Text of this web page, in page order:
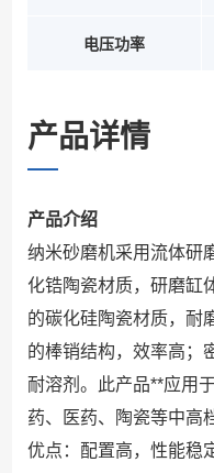
电压功率
产品详情
产品介绍
纳米砂磨机采用流体研
化锆陶瓷材质，研磨缸
的碳化硅陶瓷材质，耐
的棒销结构，效率高；
耐溶剂。此产品**应用
药、医药、陶瓷等中高
优点：配置高，性能稳